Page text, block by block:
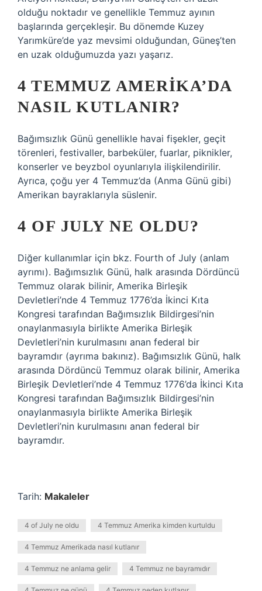
olduğu noktadır ve genellikle Temmuz ayının
başlarında gerçekleşir. Bu dönemde Kuzey
Yarımküre’de yaz mevsimi olduğundan, Güneş’ten
en uzak olduğumuzda yazı yaşarız.
4 TEMMUZ AMERIKA’DA
NASIL KUTLANIR?
Bağımsızlık Günü genellikle havai fişekler, geçit
törenleri, festivaller, barbeküler, fuarlar, piknikler,
konserler ve beyzbol oyunlarıyla ilişkilendirilir.
Ayrıca, çoğu yer 4 Temmuz’da (Anma Günü gibi)
Amerikan bayraklarıyla süslenir.
4 OF JULY NE OLDU?
Diğer kullanımlar için bkz. Fourth of July (anlam
ayrımı). Bağımsızlık Günü, halk arasında Dördüncü
Temmuz olarak bilinir, Amerika Birleşik
Devletleri’nde 4 Temmuz 1776’da İkinci Kıta
Kongresi tarafından Bağımsızlık Bildirgesi’nin
onaylanmasıyla birlikte Amerika Birleşik
Devletleri’nin kurulmasını anan federal bir
bayramdır (ayrıma bakınız). Bağımsızlık Günü, halk
arasında Dördüncü Temmuz olarak bilinir, Amerika
Birleşik Devletleri’nde 4 Temmuz 1776’da İkinci Kıta
Kongresi tarafından Bağımsızlık Bildirgesi’nin
onaylanmasıyla birlikte Amerika Birleşik
Devletleri’nin kurulmasını anan federal bir
bayramdır.
Tarih: Makaleler
4 of July ne oldu 4 Temmuz Amerika kimden kurtuldu
4 Temmuz Amerikada nasıl kutlanır
4 Temmuz ne anlama gelir 4 Temmuz ne bayramıdır